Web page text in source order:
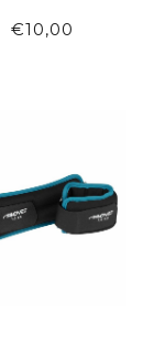
WHITE
€10,00